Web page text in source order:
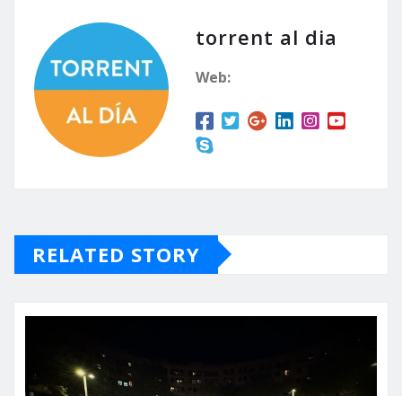
torrent al dia
Web:
RELATED STORY